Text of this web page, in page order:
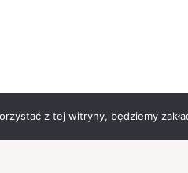
z tej witryny, będziemy